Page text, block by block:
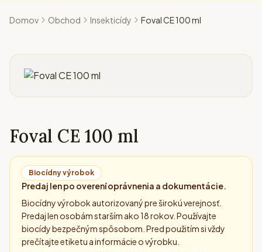
Domov Obchod Insekticídy Foval CE 100 ml
Foval CE 100 ml
Biocídny výrobok
Predaj len po overení oprávnenia a dokumentácie.
Biocídny výrobok autorizovaný pre širokú verejnosť.
Predaj len osobám starším ako 18 rokov. Používajte
biocídy bezpečným spôsobom. Pred použitím si vždy
prečítajte etiketu a informácie o výrobku.